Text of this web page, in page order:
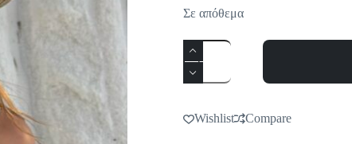
Σε απόθεμα
Βέργα
με
αστερία
ποσότητα
Wishlist Compare